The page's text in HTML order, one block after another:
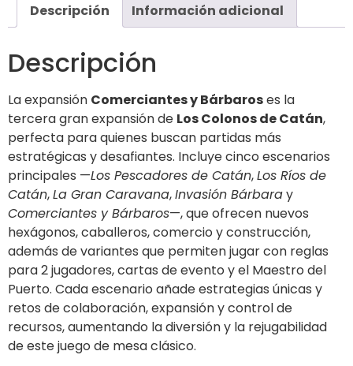
Descripción Información adicional
Descripción
La expansión Comerciantes y Bárbaroses la
tercera gran expansión de Los Colonos de Catán,
perfecta para quienes buscan partidas más
estratégicas y desafiantes. Incluye cinco escenarios
principales —Los Pescadores de Catán,Los Ríos de
Catán,La Gran Caravana,Invasión Bárbaray
Comerciantes y Bárbaros—, que ofrecen nuevos
hexágonos, caballeros, comercio y construcción,
además de variantes que permiten jugar con reglas
para 2 jugadores, cartas de evento y el Maestro del
Puerto. Cada escenario añade estrategias únicas y
retos de colaboración, expansión y control de
recursos, aumentando la diversión y la rejugabilidad
de este juego de mesa clásico.